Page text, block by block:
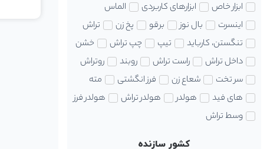
ابزار خاص
ابزارهای کاربردی
الماس
اینسرت
بال نوز برقو پخ زن
تراش
تنگستن، کارباید
تیپ چپ تراش
خشن
داخل تراش
راست تراش روبند
روتراش
سر تخت
شعاع زن فرز انگشتی
مته
های فید
هولدر هولدر تراش
هولدر فرز
وسط تراش
کشور سازنده